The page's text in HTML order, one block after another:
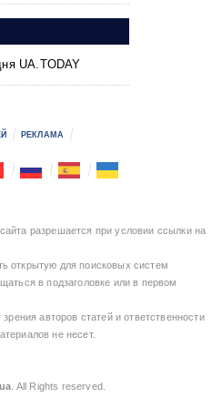
UA.TODAY
РЕКЛАМА
разрешается при условии ссылки на
открытую для поисковых систем
в подзаголовке или в первом
авторов статей и ответственности
не несет.
. All Rights reserved.